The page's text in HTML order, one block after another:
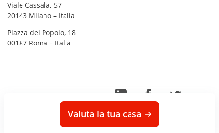
Valuta la tua casa
Viale Cassala, 57
20143 Milano – Italia
Piazza del Popolo, 18
00187 Roma – Italia
Gromia – P.IVA